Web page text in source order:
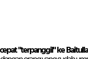
"terpanggil" ke